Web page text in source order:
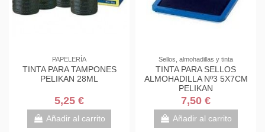
PAPELERÍA
TINTA PARA TAMPONES
PELIKAN 28ML
5,25 €
Añadir al carrito
Sellos, almohadillas y tinta
TINTA PARA SELLOS
ALMOHADILLA Nº3 5X7CM
PELIKAN
7,50 €
Añadir al carrito